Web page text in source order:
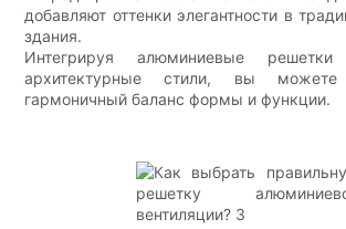
добавляют оттенки элегантности в
здания.
Интегрируя алюминиевые
архитектурные стили, вы можете
гармоничный баланс формы и функции.